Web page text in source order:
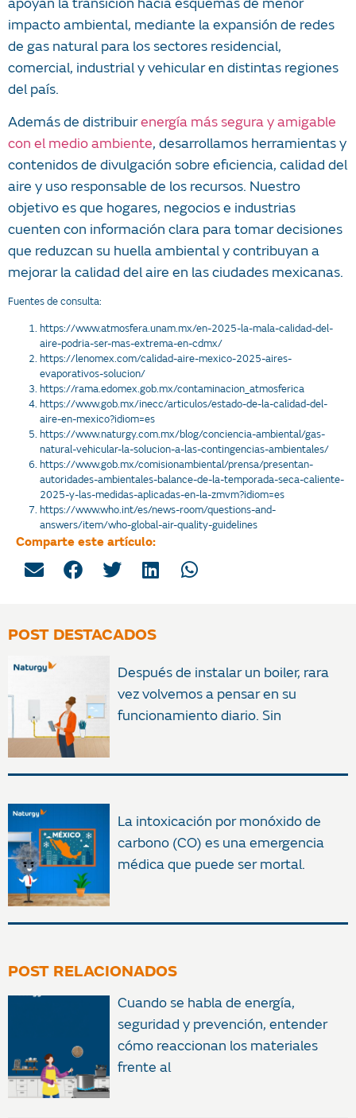
impacto ambiental, mediante la expansión de redes
de gas natural para los sectores residencial,
comercial, industrial y vehicular en distintas regiones
del país.
Además de distribuirenergía más segura y amigable
con el medio ambiente, desarrollamos herramientas y
contenidos de divulgación sobre eficiencia, calidad del
aire y uso responsable de los recursos. Nuestro
objetivo es que hogares, negocios e industrias
cuenten con información clara para tomar decisiones
que reduzcan su huella ambiental y contribuyan a
mejorar la calidad del aire en las ciudades mexicanas.
Fuentes de consulta:
https://www.atmosfera.unam.mx/en-2025-la-mala-calidad-del-
aire-podria-ser-mas-extrema-en-cdmx/
https://lenomex.com/calidad-aire-mexico-2025-aires-
evaporativos-solucion/
https://rama.edomex.gob.mx/contaminacion_atmosferica
https://www.gob.mx/inecc/articulos/estado-de-la-calidad-del-
aire-en-mexico?idiom=es
https://www.naturgy.com.mx/blog/conciencia-ambiental/gas-
natural-vehicular-la-solucion-a-las-contingencias-ambientales/
https://www.gob.mx/comisionambiental/prensa/presentan-
autoridades-ambientales-balance-de-la-temporada-seca-caliente-
2025-y-las-medidas-aplicadas-en-la-zmvm?idiom=es
https://www.who.int/es/news-room/questions-and-
answers/item/who-global-air-quality-guidelines
Comparte este artículo:
POST DESTACADOS
Después de instalar un boiler, rara
vez volvemos a pensar en su
funcionamiento diario. Sin
La intoxicación por monóxido de
carbono (CO) es una emergencia
médica que puede ser mortal.
POST RELACIONADOS
Cuando se habla de energía,
seguridad y prevención, entender
cómo reaccionan los materiales
frente al